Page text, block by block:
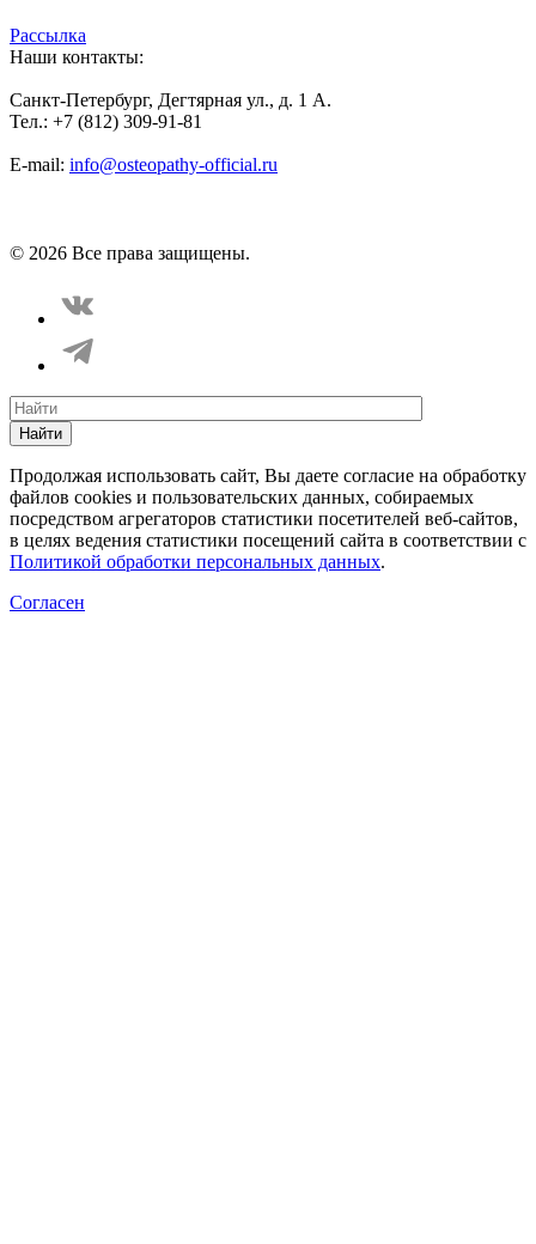
Рассылка
Наши контакты:
Санкт-Петербург, Дегтярная ул., д. 1 А.
Тел.: +7 (812) 309-91-81
E-mail: info@osteopathy-official.ru
© 2026 Все права защищены.
Найти
Продолжая использовать сайт, Вы даете согласие на обработку
файлов cookies и пользовательских данных, собираемых
посредством агрегаторов статистики посетителей веб-сайтов,
в целях ведения статистики посещений сайта в соответствии с
Политикой обработки персональных данных.
Согласен